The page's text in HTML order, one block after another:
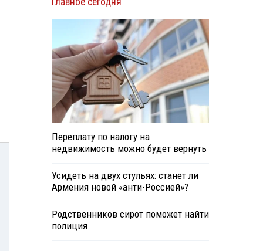
Переплату по налогу на
недвижимость можно будет вернуть
Усидеть на двух стульях: станет ли
Армения новой «анти-Россией»?
Родственников сирот поможет найти
полиция